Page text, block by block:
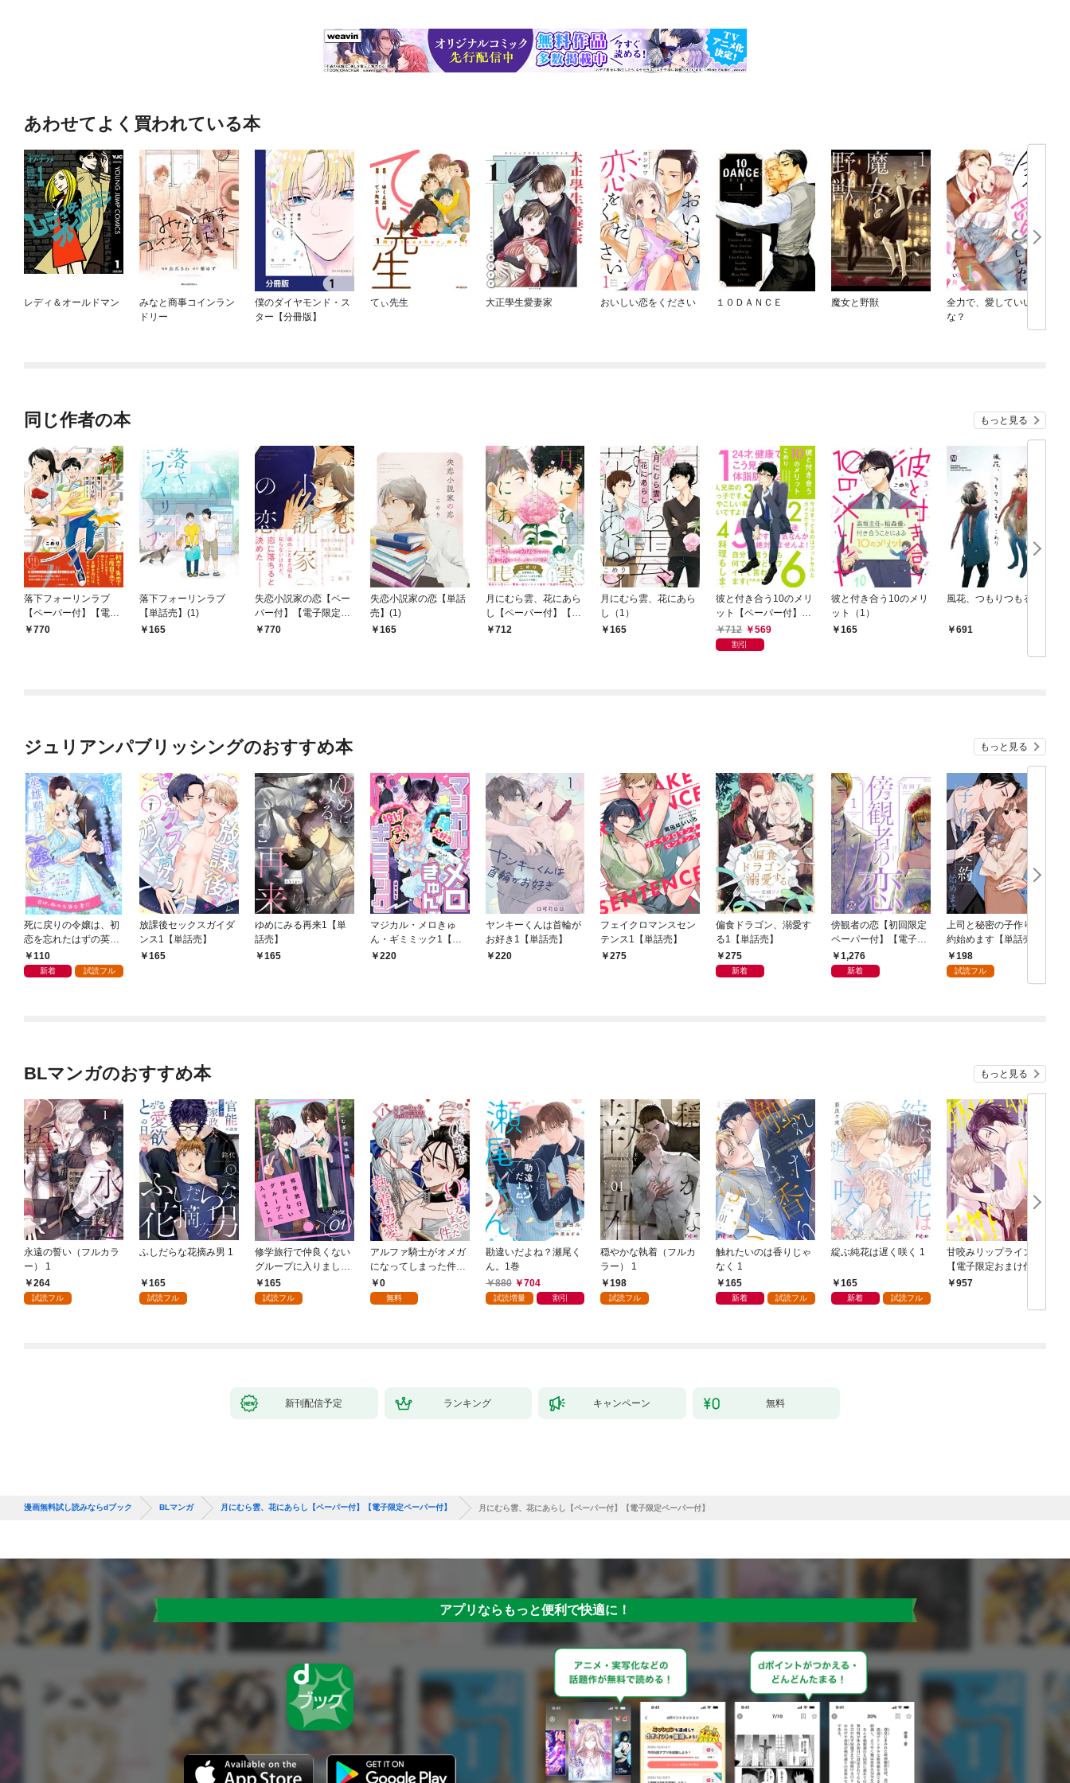
あわせてよく買われている本
レディ＆オールドマン
みなと商事コインラン
ドリー
僕のダイヤモンド・ス
ター【分冊版】
てぃ先生 大正學生愛妻家 おいしい恋をください １０ＤＡＮＣＥ 魔女と野獣
全力で、愛していいか
な？
同じ作者の本 もっと見る
落下フォーリンラブ
【ペーパー付】【電子
限定ペーパー付】
770
落下フォーリンラブ
【単話売】(1)
165
失恋小説家の恋【ペー
パー付】【電子限定ペ
ーパー付】
770
失恋小説家の恋【単話
売】(1)
165
月にむら雲、花にあら
し【ペーパー付】【電
子限定ペーパー付】
712
月にむら雲、花にあら
し（1）
165
彼と付き合う10のメリ
ット【ペーパー付】
【電子限定ペーパー
付】
712 569
割引
彼と付き合う10のメリ
ット（1）
165
風花、つもりつもる。
691
ジュリアンパブリッシングのおすすめ本 もっと見る
死に戻りの令嬢は、初
恋を忘れたはずの英雄
騎士から一途に愛され
る【１】
110
新着 試読フル
放課後セックスガイダ
ンス1【単話売】
165
ゆめにみる再来1【単
話売】
165
マジカル・メロきゅ
ん・ギミミック1【単
話売】
220
ヤンキーくんは首輪が
お好き1【単話売】
220
フェイクロマンスセン
テンス1【単話売】
275
偏食ドラゴン、溺愛す
る1【単話売】
275
新着
傍観者の恋【初回限定
ペーパー付】【電子限
定特典付】 1～2巻セ
ット
1,276
新着
上司と秘密の子作り契
約始めます【単話売】
(1)198
試読フル
BLマンガのおすすめ本 もっと見る
永遠の誓い（フルカラ
ー） 1
264
試読フル
ふしだらな花摘み男 1
165
試読フル
修学旅行で仲良くない
グループに入りました
【単話版】1巻
165
試読フル
アルファ騎士がオメガ
になってしまった件～
最強α騎士団長の俺
が、世話焼きα部下か
0
無料
勘違いだよね？瀬尾く
ん。1巻
880
704
試読増量 割引
穏やかな執着（フルカ
ラー） 1
198
試読フル
触れたいのは香りじゃ
なく 1
165
新着 試読フル
綻ぶ純花は遅く咲く 1
165
新着 試読フル
甘咬みリップライン
【電子限定おまけ付
き】957
新刊配信予定 ランキング キャンペーン 無料
漫画無料試し読みならdブック BLマンガ 月にむら雲、花にあらし【ペーパー付】【電子限定ペーパー付】 月にむら雲、花にあらし【ペーパー付】【電子限定ペーパー付】
アプリならもっと便利で快適に！